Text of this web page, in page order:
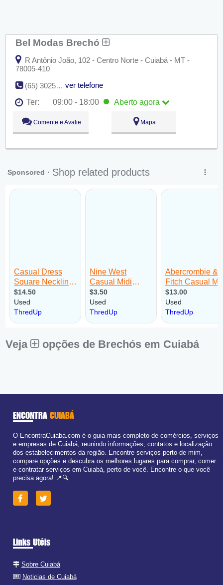
Bel Modas Brechó
R Antônio João, 102 - Centro Norte - Cuiabá - MT -
78005-410
(65) 3025-5746
ver telefone
Ter:
09:00 - 18:00 Aberto agora
Seg:
Ter:
09:00 - 18:00 Abertoagora
Qua:
09:00 - 18:00
Sex:
09:00 - 18:00
Dom:
Fechado
Comente e Avalie Mapa
Veja opções de Brechós em Cuiabá
ENCONTRA CUIABÁ
O EncontraCuiaba.com é o guia mais completo de comércios, serviços
e empresas de Cuiabá, reunindo informações, contatos e localização
dos estabelecimentos da região. Encontre serviços perto de mim,
compare opções e descubra os melhores lugares para comprar, comer
e contratar serviços em Cuiabá, perto de você. Encontre o que você
precisa agora! 📍🔍
Links Utéis
Sobre Cuiabá
Noticias de Cuiabá